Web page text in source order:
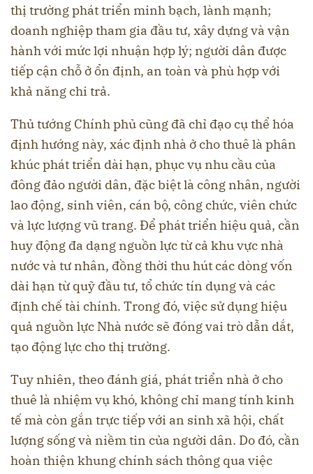
thị trường phát triển minh bạch, lành mạnh;
doanh nghiệp tham gia đầu tư, xây dựng và vận
hành với mức lợi nhuận hợp lý; người dân được
tiếp cận chỗ ở ổn định, an toàn và phù hợp với
khả năng chi trả.
Thủ tướng Chính phủ cũng đã chỉ đạo cụ thể hóa
định hướng này, xác định nhà ở cho thuê là phân
khúc phát triển dài hạn, phục vụ nhu cầu của
đông đảo người dân, đặc biệt là công nhân, người
lao động, sinh viên, cán bộ, công chức, viên chức
và lực lượng vũ trang. Để phát triển hiệu quả, cần
huy động đa dạng nguồn lực từ cả khu vực nhà
nước và tư nhân, đồng thời thu hút các dòng vốn
dài hạn từ quỹ đầu tư, tổ chức tín dụng và các
định chế tài chính. Trong đó, việc sử dụng hiệu
quả nguồn lực Nhà nước sẽ đóng vai trò dẫn dắt,
tạo động lực cho thị trường.
Tuy nhiên, theo đánh giá, phát triển nhà ở cho
thuê là nhiệm vụ khó, không chỉ mang tính kinh
tế mà còn gắn trực tiếp với an sinh xã hội, chất
lượng sống và niềm tin của người dân. Do đó, cần
hoàn thiện khung chính sách thông qua việc